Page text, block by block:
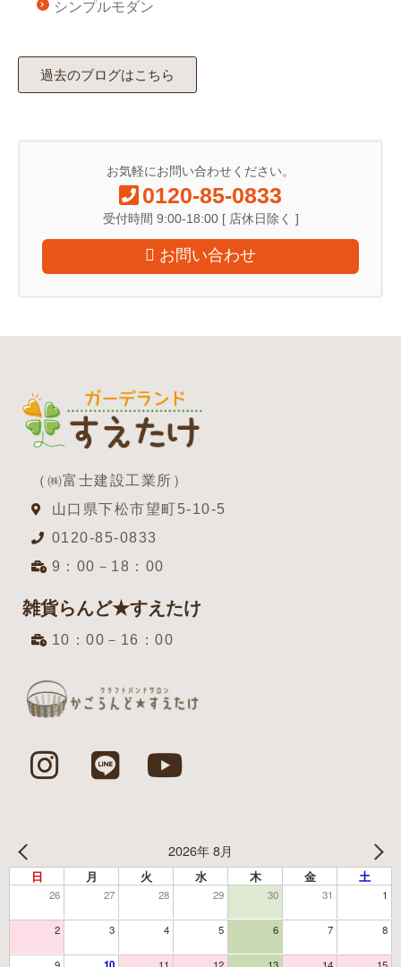
シンプルモダン
過去のブログはこちら
お気軽にお問い合わせください。
0120-85-0833
受付時間 9:00-18:00 [ 店休日除く ]
お問い合わせ
（㈱富士建設工業所）
山口県下松市望町5-10-5
0120-85-0833
9：00－18：00
雑貨らんど★すえたけ
10：00－16：00
2026年 8月
日 月 火 水 木 金 土
26 27 28 29 30 31 1
2 3 4 5 6 7 8
9 11 12 13 14 15